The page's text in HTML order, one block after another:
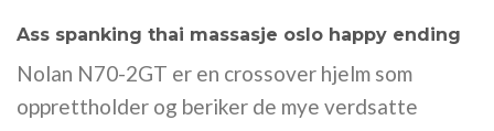
Ass spanking thai massasje oslo happy ending
Nolan N70-2GT er en crossover hjelm som
opprettholder og beriker de mye verdsatte